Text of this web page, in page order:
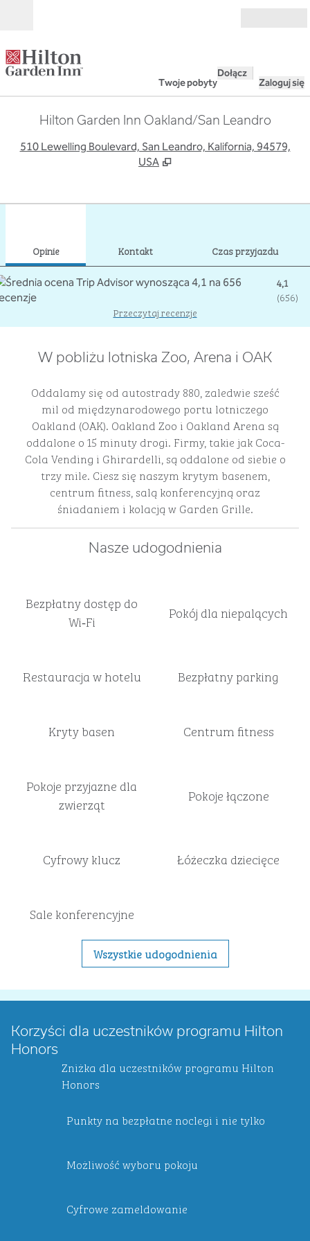
Twoje pobyty
Dołącz
Zaloguj się
Hilton Garden Inn Oakland/San Leandro
510 Lewelling Boulevard, San Leandro, Kalifornia, 94579,
USA
Opinie Kontakt Czas przyjazdu
4,1
(656)
Przeczytaj recenzje
W pobliżu lotniska Zoo, Arena i OAK
Oddalamy się od autostrady 880, zaledwie sześć
mil od międzynarodowego portu lotniczego
Oakland (OAK). Oakland Zoo i Oakland Arena są
oddalone o 15 minuty drogi. Firmy, takie jak Coca-
Cola Vending i Ghirardelli, są oddalone od siebie o
trzy mile. Ciesz się naszym krytym basenem,
centrum fitness, salą konferencyjną oraz
śniadaniem i kolacją w Garden Grille.
Nasze udogodnienia
Bezpłatny dostęp do
Wi‑Fi
Pokój dla niepalących
Restauracja w hotelu Bezpłatny parking
Kryty basen Centrum fitness
Pokoje przyjazne dla
zwierząt
Pokoje łączone
Cyfrowy klucz Łóżeczka dziecięce
Sale konferencyjne
Wszystkie udogodnienia
Korzyści dla uczestników programu Hilton
Honors
Zniżka dla uczestników programu Hilton
Honors
Punkty na bezpłatne noclegi i nie tylko
Możliwość wyboru pokoju
Cyfrowe zameldowanie